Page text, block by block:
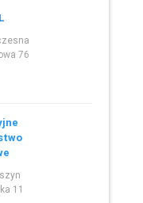
76
11